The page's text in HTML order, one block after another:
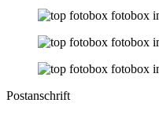
Postanschrift